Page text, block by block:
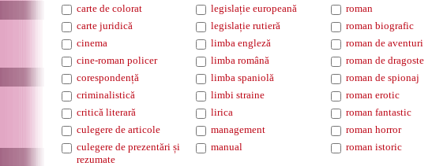
carte de colorat
legislație europeană
roman
carte juridică
legislație rutieră
roman biografic
cinema
limba engleză
roman de aventuri
cine-roman policer
limba română
roman de dragoste
corespondență
limba spaniolă
roman de spionaj
criminalistică
limbi straine
roman erotic
critică literară
lirica
roman fantastic
culegere de articole
management
roman horror
culegere de prezentări și
rezumate
manual roman istoric